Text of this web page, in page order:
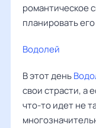
романтическое
планировать
Водолей
В этот день
свои страсти, а
что-то идет не